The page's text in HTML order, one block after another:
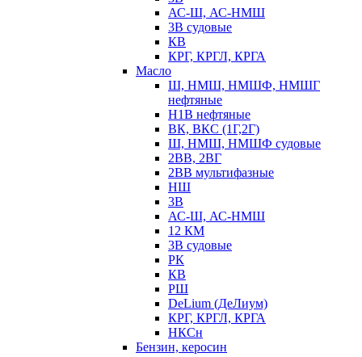
АС-Ш, АС-НМШ
3В судовые
КВ
КРГ, КРГЛ, КРГА
Масло
Ш, НМШ, НМШФ, НМШГ
нефтяные
Н1В нефтяные
ВК, ВКС (1Г,2Г)
Ш, НМШ, НМШФ судовые
2ВВ, 2ВГ
2ВВ мультифазные
НШ
3В
АС-Ш, АС-НМШ
12 КМ
3В судовые
РК
КВ
РШ
DeLium (ДеЛиум)
КРГ, КРГЛ, КРГА
НКСн
Бензин, керосин